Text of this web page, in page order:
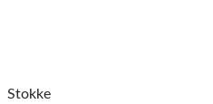
Stokke